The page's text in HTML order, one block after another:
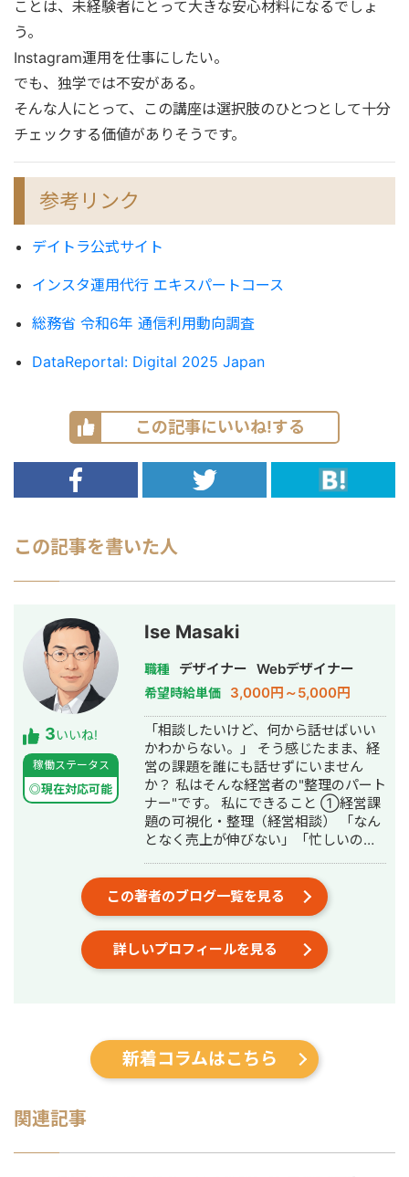
ことは、未経験者にとって大きな安心材料になるでしょ
う。
Instagram運用を仕事にしたい。
でも、独学では不安がある。
そんな人にとって、この講座は選択肢のひとつとして十分
チェックする価値がありそうです。
参考リンク
デイトラ公式サイト
インスタ運用代行 エキスパートコース
総務省 令和6年 通信利用動向調査
DataReportal: Digital 2025 Japan
この記事にいいね!する
この記事を書いた人
3いいね!
稼働ステータス
◎現在対応可能
Ise Masaki
職種 デザイナー Webデザイナー
希望時給単価 3,000円～5,000円
「相談したいけど、何から話せばいい
かわからない。」 そう感じたまま、経
営の課題を誰にも話せずにいません
か？ 私はそんな経営者の"整理のパート
ナー"です。 私にできること ①経営課
題の可視化・整理（経営相談） 「なん
となく売上が伸びない」「忙しいのに
くい悩みを、図解とデータで整理しま
す。問題の場所・原因・優先順位を一
緒に明確にする、それが私の仕事の出
発点です。 ②デザイン制作（実行支
援） 課題が見えたら、次は「動かす」
フェーズ。バナー広告・SNS画像・名
グに必要なデザインを制作します。 →
相談だけ・制作だけ、どちらのご依頼
も歓迎します。 私について 元大手企業
さなデザイン事務所の一人社長として
この著者のブログ一覧を見る
詳しいプロフィールを見る
新着コラムはこちら
関連記事